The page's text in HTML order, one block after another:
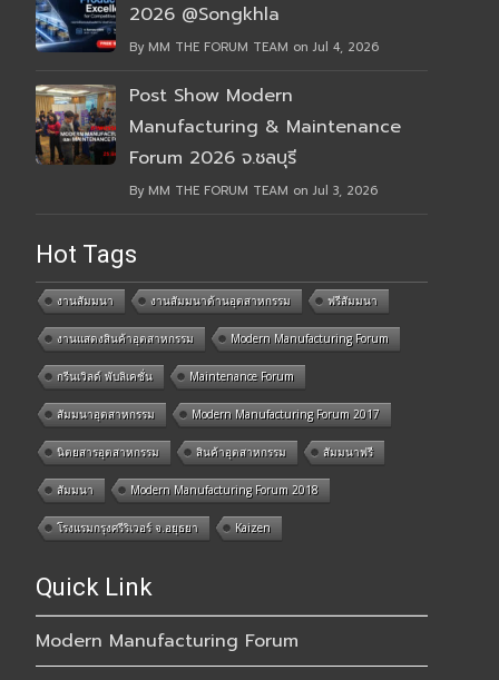
2026 @Songkhla
By MM THE FORUM TEAM on Jul 4, 2026
Post Show Modern
Manufacturing & Maintenance
Forum 2026 จ.ชลบุรี
By MM THE FORUM TEAM on Jul 3, 2026
Hot Tags
งานสัมมนา งานสัมมนาด้านอุตสาหกรรม ฟรีสัมมนา
งานแสดงสินค้าอุตสาหกรรม Modern Manufacturing Forum
กรีนเวิลด์ พับลิเคชั่น Maintenance Forum
สัมมนาอุตสาหกรรม Modern Manufacturing Forum 2017
นิตยสารอุตสาหกรรม สินค้าอุตสาหกรรม สัมมนาฟรี
สัมมนา Modern Manufacturing Forum 2018
โรงแรมกรุงศรีริเวอร์ จ.อยุธยา Kaizen
Quick Link
Modern Manufacturing Forum